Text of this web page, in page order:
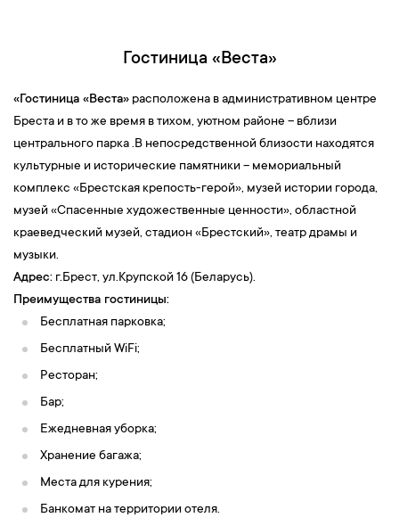
Гостиница «Веста»
«Гостиница «Веста» расположена в административном центре
Бреста и в то же время в тихом, уютном районе – вблизи
центрального парка .В непосредственной близости находятся
культурные и исторические памятники – мемориальный
комплекс «Брестская крепость-герой», музей истории города,
музей «Спасенные художественные ценности», областной
краеведческий музей, стадион «Брестский», театр драмы и
музыки.
Адрес: г.Брест, ул.Крупской 16 (Беларусь).
Преимущества гостиницы:
Бесплатная парковка;
Бесплатный WiFi;
Ресторан;
Бар;
Ежедневная уборка;
Хранение багажа;
Места для курения;
Банкомат на территории отеля.